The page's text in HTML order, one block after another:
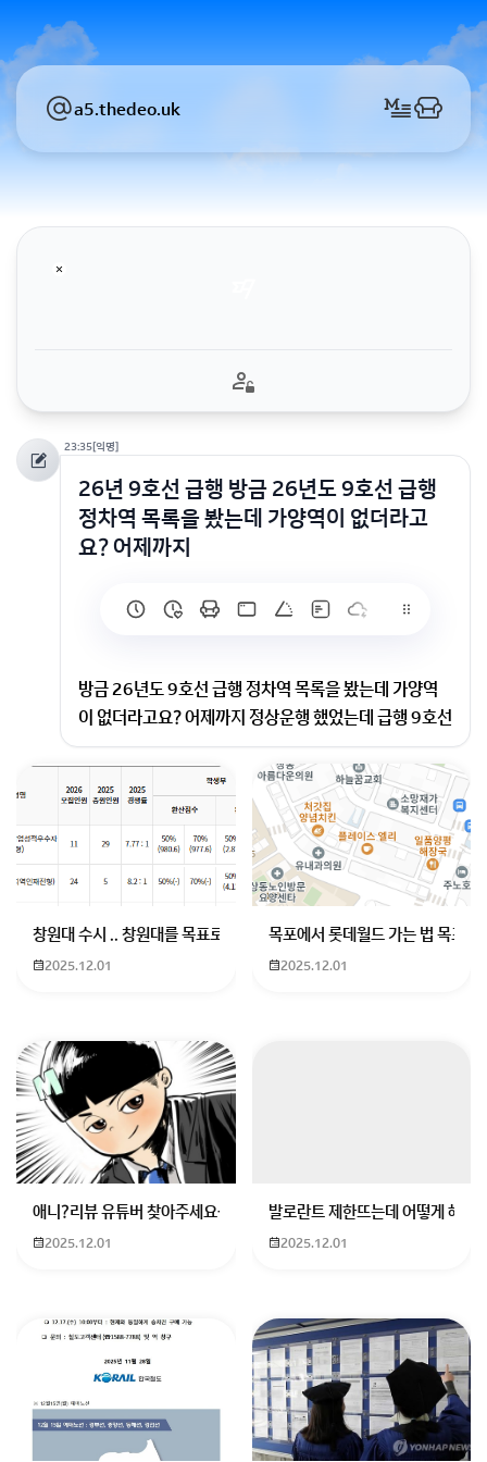
a5.thedeo.uk
23:35[익명]
26년 9호선 급행 방금 26년도 9호선 급행
정차역 목록을 봤는데 가양역이 없더라고
요? 어제까지
방금 26년도 9호선 급행 정차역 목록을 봤는데 가양역
이 없더라고요? 어제까지 정상운행 했었는데 급행 9호선
가양역 이제 정차 안하나요? 아님 표기만 그냥 ㄱ렇게 된
건가요?
현재도
9호선 가양역
급행 정차합니다
평일 공휴일 토요일 다 정차 합니다
회원가입 혹은 광고 [X]를 누르면 내용이 보입니다
창원대 수시 .. 창원대를 목표로 하고 있는 09년생입니다 지금 제 내신이
2025.12.01
목포에서 롯데월드 가는 법 목포
2025.12.01
애니?리뷰 유튜버 찾아주세요ㅠㅠ 무슨 검정머리 남자 캐릭터에 더빙하
2025.12.01
발로란트 제한뜨는데 어떻게 해야
2025.12.01